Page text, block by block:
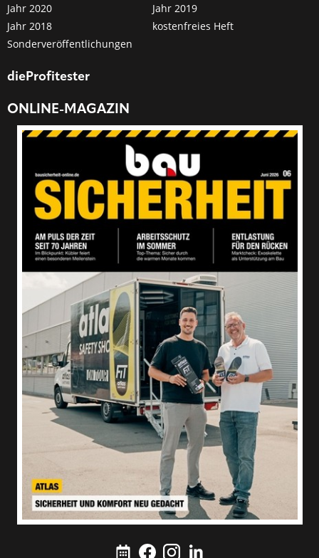
Jahr 2020
Jahr 2019
Jahr 2018
kostenfreies Heft
Sonderveröffentlichungen
dieProfitester
ONLINE-MAGAZIN